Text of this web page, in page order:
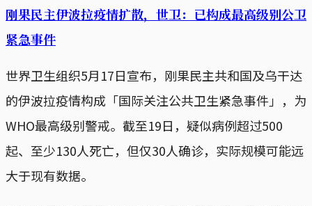
刚果民主伊波拉疫情扩散，世卫：已构成最高级别公卫
紧急事件
世界卫生组织5月17日宣布，刚果民主共和国及乌干达
的伊波拉疫情构成「国际关注公共卫生紧急事件」，为
WHO最高级别警戒。截至19日，疑似病例超过500
起、至少130人死亡，但仅30人确诊，实际规模可能远
大于现有数据。